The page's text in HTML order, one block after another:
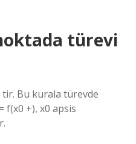
türevi
tir. Bu kurala türevde
f(x0 +), x0 apsis